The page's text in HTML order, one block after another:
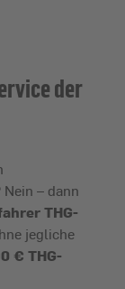
der
– dann
THG-
jegliche
€ THG-